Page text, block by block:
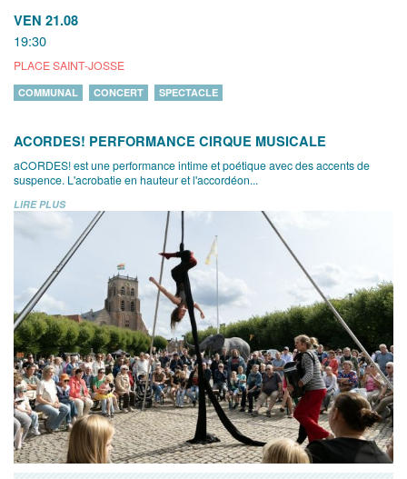
VEN 21.08
19:30
PLACE SAINT-JOSSE
COMMUNAL CONCERT SPECTACLE
ACORDES! PERFORMANCE CIRQUE MUSICALE
aCORDES! est une performance intime et poétique avec des accents de
suspence. L'acrobatie en hauteur et l'accordéon...
LIRE PLUS